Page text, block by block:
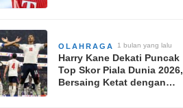
OLAHRAGA 1 bulan yang lalu
Harry Kane Dekati Puncak
Top Skor Piala Dunia 2026,
Bersaing Ketat dengan